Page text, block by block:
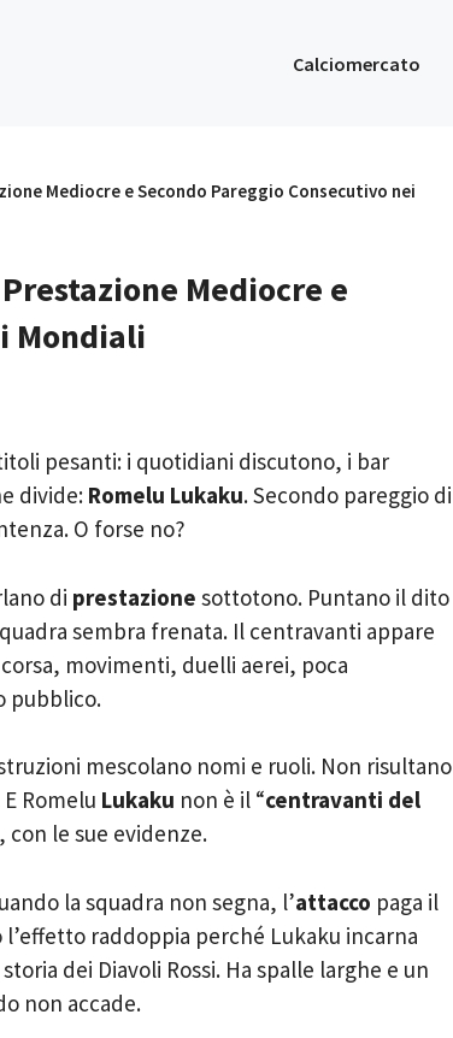
Calciomercato
Mediocre e Secondo Pareggio Consecutivo nei
Mediocre e
Mondiali
pesanti: i quotidiani discutono, i bar
divide: Romelu Lukaku. Secondo pareggio di
O forse no?
di prestazione sottotono. Puntano il dito
sembra frenata. Il centravanti appare
movimenti, duelli aerei, poca
pubblico.
mescolano nomi e ruoli. Non risultano
E Romelu Lukaku non è il “centravanti del
con le sue evidenze.
la squadra non segna, l’attacco paga il
raddoppia perché Lukaku incarna
dei Diavoli Rossi. Ha spalle larghe e un
non accade.